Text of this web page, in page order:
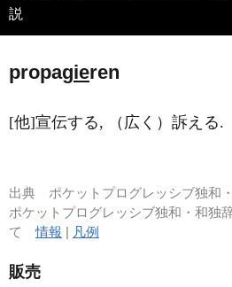
説
propagieren
[他]宣伝する, （広く）訴える.
出典 ポケットプログレッシブ独和
ポケットプログレッシブ独和・和独
て情報 | 凡例
販売